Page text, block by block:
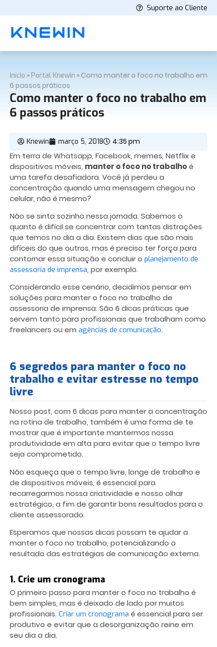
Suporte ao Cliente
Início » Portal Knewin » Como manter o foco no trabalho em
6 passos práticos
Como manter o foco no trabalho em
6 passos práticos
Knewin março 5, 2018 4:35 pm
Em terra de Whatsapp, Facebook, memes, Netflix e
dispositivos móveis, manter o foco no trabalhoé
uma tarefa desafiadora. Você já perdeu a
concentração quando uma mensagem chegou no
celular, não é mesmo?
Não se sinta sozinho nessa jornada. Sabemos o
quanto é difícil se concentrar com tantas distrações
que temos no dia a dia. Existem dias que são mais
difíceis do que outros, mas é preciso ter força para
contornar essa situação e concluir o planejamento de
assessoria de imprensa, por exemplo.
Considerando esse cenário, decidimos pensar em
soluções para manter o foco no trabalho de
assessoria de imprensa. São 6 dicas práticas que
servem tanto para profissionais que trabalham como
freelancers ou em agências de comunicação.
6 segredos para manter o foco no
trabalho e evitar estresse no tempo
livre
Nosso post, com 6 dicas para manter a concentração
na rotina de trabalho, também é uma forma de te
mostrar que é importante mantermos nossa
produtividade em alta para evitar que o tempo livre
seja comprometido.
Não esqueça que o tempo livre, longe de trabalho e
de dispositivos móveis, é essencial para
recarregarmos nossa criatividade e nosso olhar
estratégico, a fim de garantir bons resultados para o
cliente assessorado.
Esperamos que nossas dicas possam te ajudar a
manter o foco no trabalho, potencializando o
resultado das estratégias de comunicação externa.
1. Crie um cronograma
O primeiro passo para manter o foco no trabalho é
bem simples, mas é deixado de lado por muitos
profissionais. Criar um cronograma é essencial para ser
produtivo e evitar que a desorganização reine em
seu dia a dia.